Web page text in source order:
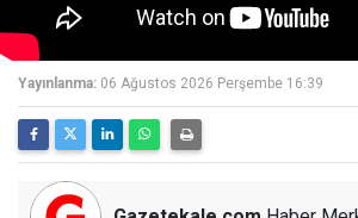
Yayınlanma: 06 Ağustos 2026 Perşembe 16:39